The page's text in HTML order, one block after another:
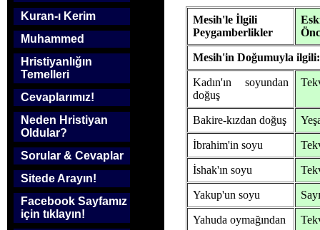
Kuran-ı Kerim
Muhammed
Hristiyanlığın
Temelleri
Cevaplarımız!
Neden Hristiyan
Oldular?
Sorular & Cevaplar
Sitede Arayın!
Facebook Sayfamız
için tıklayın!
Mesih'le İlgili
Peygamberlikler
Mesih'in Doğumuyla ilgili:
Kadın'ın soyundan
doğuş
Bakire-kızdan doğuş
İbrahim'in soyu
İshak'ın soyu
Yakup'un soyu
Yahuda oymağından